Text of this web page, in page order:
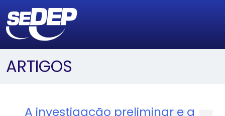
ARTIGOS
A investigação preliminar e a